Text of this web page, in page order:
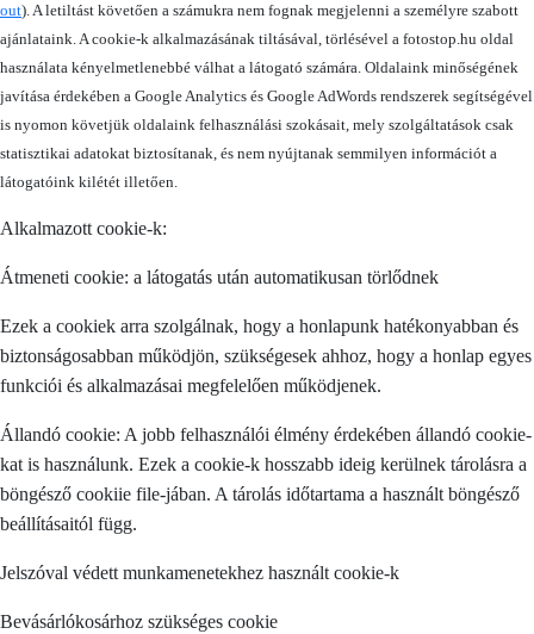
out).A letiltást követően a számukra nem fognak megjelenni a személyre szabott
ajánlataink.A cookie-k alkalmazásának tiltásával, törlésével a fotostop.hu oldal
használata kényelmetlenebbé válhat a látogató számára. Oldalaink minőségének
javítása érdekében a Google Analytics és Google AdWords rendszerek segítségével
is nyomon követjük oldalaink felhasználási szokásait, mely szolgáltatások csak
statisztikai adatokat biztosítanak, és nem nyújtanak semmilyen információt a
látogatóink kilétét illetően.
Alkalmazott cookie-k:
Átmeneti cookie: a látogatás után automatikusan törlődnek
Ezek a cookiek arra szolgálnak, hogy a honlapunk hatékonyabban és
biztonságosabban működjön, szükségesek ahhoz, hogy a honlap egyes
funkciói és alkalmazásai megfelelően működjenek.
Állandó cookie: A jobb felhasználói élmény érdekében állandó cookie-
kat is használunk. Ezek a cookie-k hosszabb ideig kerülnek tárolásra a
böngésző cookiie file-jában. A tárolás időtartama a használt böngésző
beállításaitól függ.
Jelszóval védett munkamenetekhez használt cookie-k
Bevásárlókosárhoz szükséges cookie